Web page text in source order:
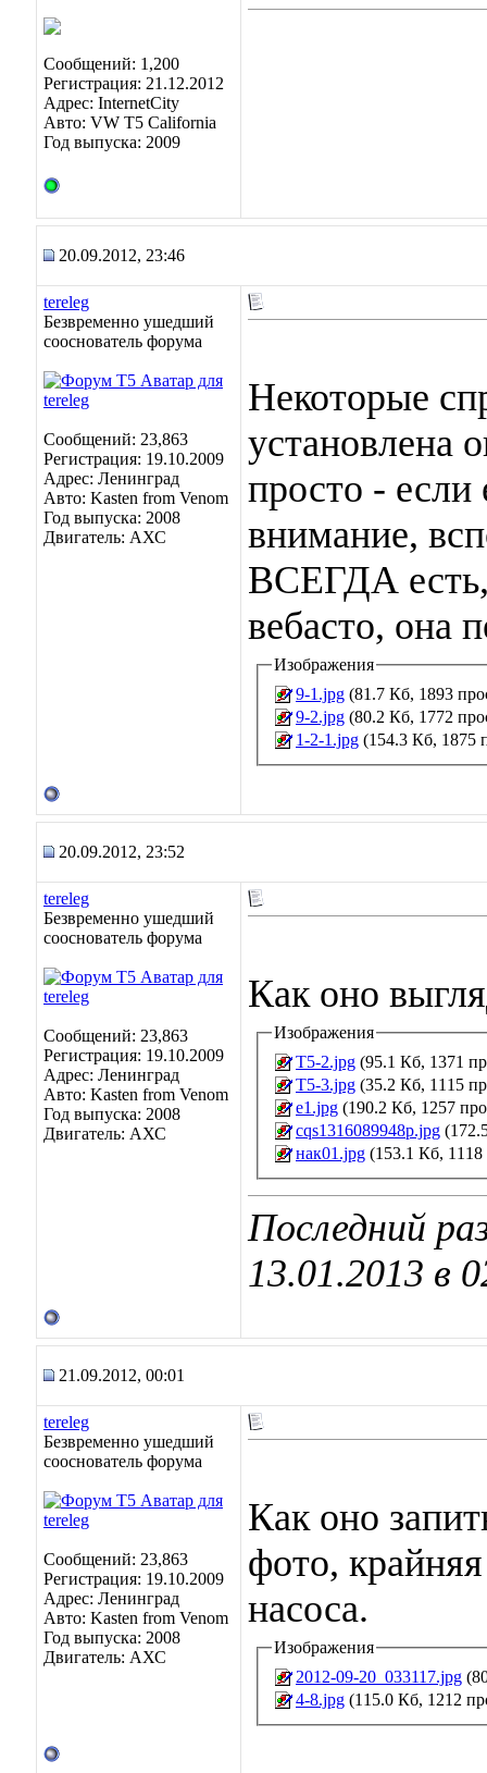
Сообщений: 1,200
Регистрация: 21.12.2012
Адрес: InternetCity
Авто: VW T5 California
Год выпуска: 2009
20.09.2012, 23:46
tereleg
Безвременно ушедший
сооснователь форума
Сообщений: 23,863
Регистрация: 19.10.2009
Адрес: Ленинград
Авто: Kasten from Venom
Год выпуска: 2008
Двигатель: АХС
Некоторые
установлена
просто - если
внимание,
ВСЕГДА есть,
вебасто, она
Изображения
9-1.jpg (81.7 Кб, 1893
9-2.jpg (80.2 Кб, 1772
1-2-1.jpg (154.3 Кб, 1875
20.09.2012, 23:52
tereleg
Безвременно ушедший
сооснователь форума
Сообщений: 23,863
Регистрация: 19.10.2009
Адрес: Ленинград
Авто: Kasten from Venom
Год выпуска: 2008
Двигатель: АХС
Как оно
Изображения
Т5-2.jpg (95.1 Кб, 1371
Т5-3.jpg (35.2 Кб, 1115
е1.jpg (190.2 Кб, 1257
cqs1316089948p.jpg
нак01.jpg (153.1 Кб, 1118
Последний
13.01.2013 в
21.09.2012, 00:01
tereleg
Безвременно ушедший
сооснователь форума
Сообщений: 23,863
Регистрация: 19.10.2009
Адрес: Ленинград
Авто: Kasten from Venom
Год выпуска: 2008
Двигатель: АХС
Как оно
фото,
насоса.
Изображения
2012-09-20_033117.jpg
4-8.jpg (115.0 Кб, 1212